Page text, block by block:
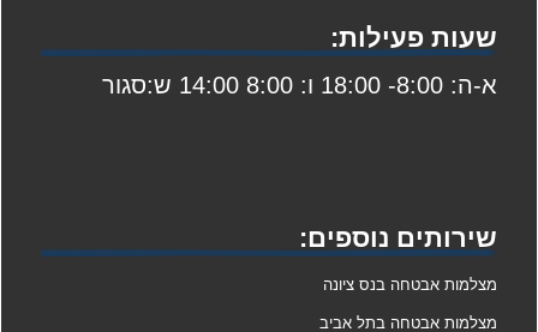
שעות פעילות:
א-ה: 8:00- 18:00 ו: 8:00 14:00 ש:סגור
שירותים נוספים:
מצלמות אבטחה בנס ציונה
מצלמות אבטחה בתל אביב